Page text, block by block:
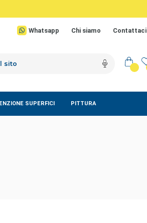
Whatsapp Chi siamo Contattaci
SUPERFICI PITTURA